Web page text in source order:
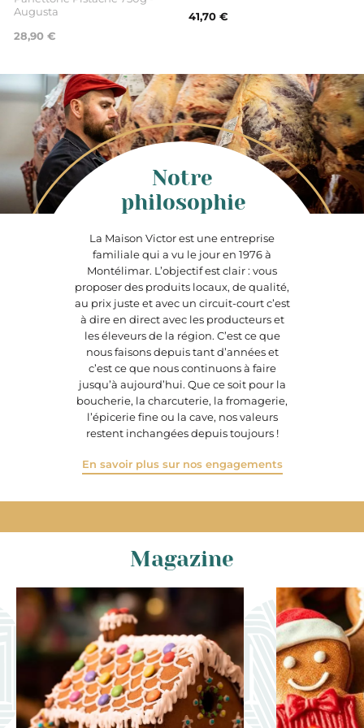
Augusta
28,90 €
41,70 €
La Maison Victor est une entreprise
familiale qui a vu le jour en 1976 à
Montélimar. L’objectif est clair : vous
proposer des produits locaux, de qualité,
au prix juste et avec un circuit-court c’est
à dire en direct avec les producteurs et
les éleveurs de la région. C’est ce que
nous faisons depuis tant d’années et
c’est ce que nous continuons à faire
jusqu’à aujourd’hui. Que ce soit pour la
boucherie, la charcuterie, la fromagerie,
l’épicerie fine ou la cave, nos valeurs
restent inchangées depuis toujours !
En savoir plus sur nos engagements
Notre
philosophie
Magazine